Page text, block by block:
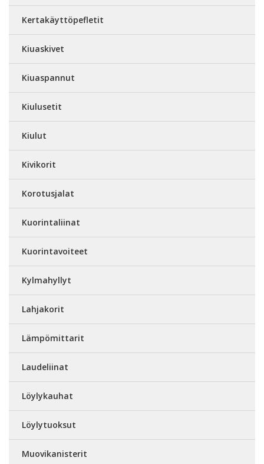
Kertakäyttöpefletit
Kiuaskivet
Kiuaspannut
Kiulusetit
Kiulut
Kivikorit
Korotusjalat
Kuorintaliinat
Kuorintavoiteet
Kylmahyllyt
Lahjakorit
Lämpömittarit
Laudeliinat
Löylykauhat
Löylytuoksut
Muovikanisterit